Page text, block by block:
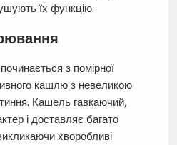
їх функцію.
з помірної
кашлю з невеликою
Кашель гавкаючий,
і доставляє багато
хворобливі